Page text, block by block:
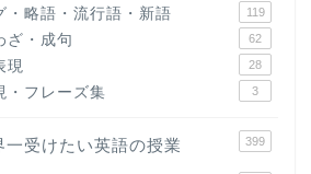
・略語・流行語・新語 119
ざ・成句 62
現 28
・フレーズ集 3
一受けたい英語の授業 399